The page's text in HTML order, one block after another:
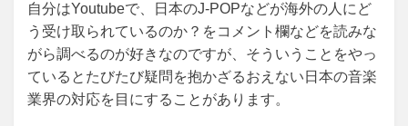
自分はYoutubeで、日本のJ-POPなどが海外の人にど
う受け取られているのか？をコメント欄などを読みな
がら調べるのが好きなのですが、そういうことをやっ
ているとたびたび疑問を抱かざるおえない日本の音楽
業界の対応を目にすることがあります。